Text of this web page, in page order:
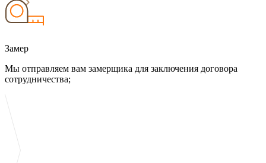
Замер
Мы отправляем вам замерщика для заключения договора
сотрудничества;